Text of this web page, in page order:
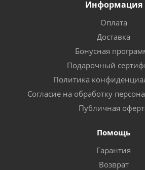
Информация
Оплата
Доставка
Бонусная
Подарочный
Политика
Согласие на обработку
Публичная
Помощь
Гарантия
Возврат